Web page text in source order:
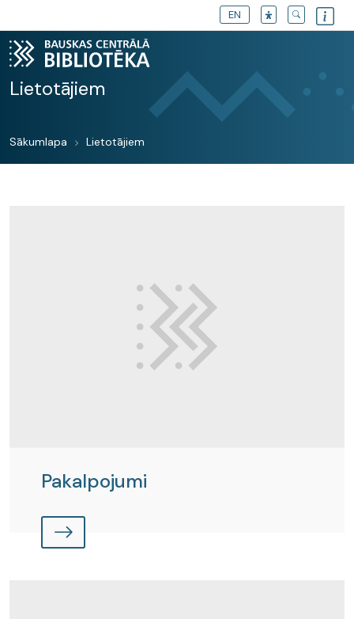
EN
Lietotājiem
Sākumlapa Lietotājiem
Pakalpojumi